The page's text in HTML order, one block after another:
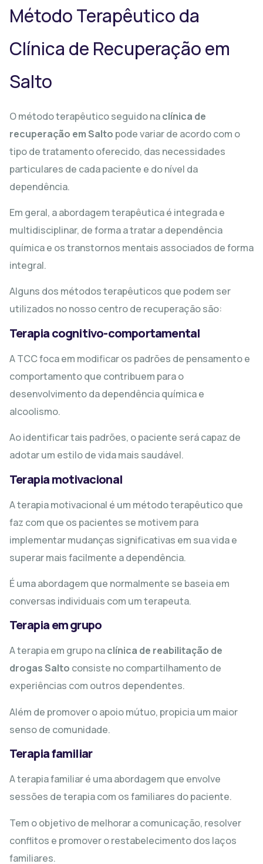
Método Terapêutico da
Clínica de Recuperação em
Salto
O método terapêutico seguido naclínica de
recuperação em Salto pode variar de acordo com o
tipo de tratamento oferecido, das necessidades
particulares de cada paciente e do nível da
dependência.
Em geral, a abordagem terapêutica é integrada e
multidisciplinar, de forma a tratar a dependência
química e os transtornos mentais associados de forma
integral.
Alguns dos métodos terapêuticos que podem ser
utilizados no nosso centro de recuperação são:
Terapia cognitivo-comportamental
A TCC foca em modificar os padrões de pensamento e
comportamento que contribuem para o
desenvolvimento da dependência química e
alcoolismo.
Ao identificar tais padrões, o paciente será capaz de
adotar um estilo de vida mais saudável.
Terapia motivacional
A terapia motivacional é um método terapêutico que
faz com que os pacientes se motivem para
implementar mudanças significativas em sua vida e
superar mais facilmente a dependência.
É uma abordagem que normalmente se baseia em
conversas individuais com um terapeuta.
Terapia em grupo
A terapia em grupo naclínica de reabilitação de
drogas Salto consiste no compartilhamento de
experiências com outros dependentes.
Além de promover o apoio mútuo, propicia um maior
senso de comunidade.
Terapia familiar
A terapia familiar é uma abordagem que envolve
sessões de terapia com os familiares do paciente.
Tem o objetivo de melhorar a comunicação, resolver
conflitos e promover o restabelecimento dos laços
familiares.